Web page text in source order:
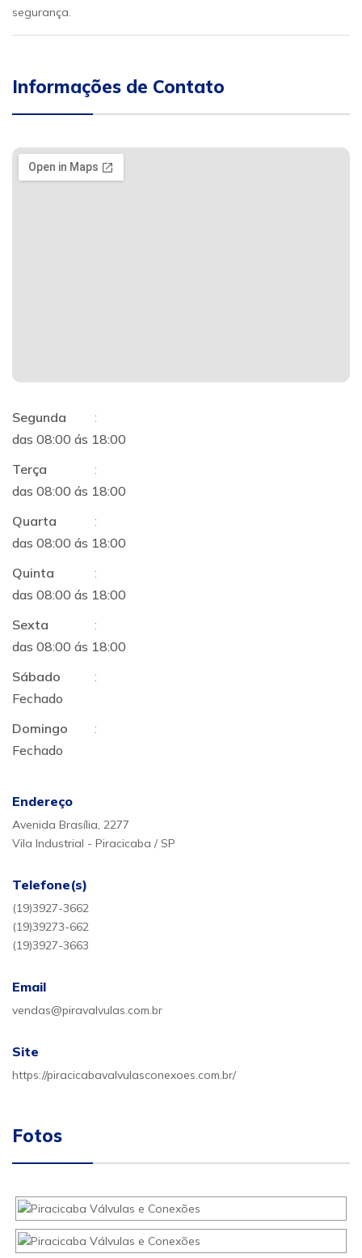
segurança.
Informações de Contato
Segunda
:
das 08:00 ás 18:00
Terça
:
das 08:00 ás 18:00
Quarta
:
das 08:00 ás 18:00
Quinta
:
das 08:00 ás 18:00
Sexta
:
das 08:00 ás 18:00
Sábado
:
Fechado
Domingo
:
Fechado
Endereço
Avenida Brasília, 2277
Vila Industrial - Piracicaba / SP
Telefone(s)
(19)3927-3662
(19)39273-662
(19)3927-3663
Email
vendas@piravalvulas.com.br
Site
https://piracicabavalvulasconexoes.com.br/
Fotos